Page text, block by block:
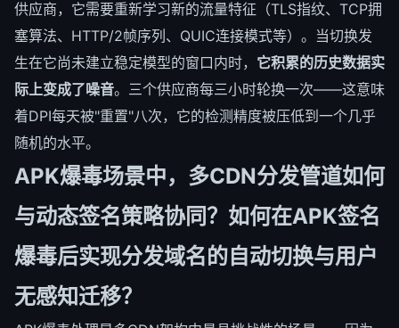
供应商，它需要重新学习新的流量特征（TLS指纹、TCP拥
塞算法、HTTP/2帧序列、QUIC连接模式等）。当切换发
生在它尚未建立稳定模型的窗口内时， 它积累的历史数据实
际上变成了噪音。三个供应商每三小时轮换一次——这意味
着DPI每天被"重置"八次，它的检测精度被压低到一个几乎
随机的水平。
APK爆毒场景中，多CDN分发管道如何
与动态签名策略协同？如何在APK签名
爆毒后实现分发域名的自动切换与用户
无感知迁移？